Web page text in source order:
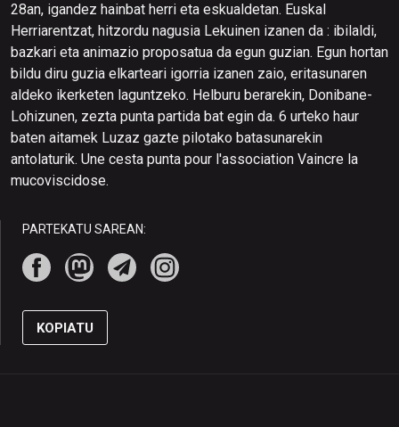
28an, igandez hainbat herri eta eskualdetan. Euskal
Herriarentzat, hitzordu nagusia Lekuinen izanen da : ibilaldi,
bazkari eta animazio proposatua da egun guzian. Egun hortan
bildu diru guzia elkarteari igorria izanen zaio, eritasunaren
aldeko ikerketen laguntzeko. Helburu berarekin, Donibane-
Lohizunen, zezta punta partida bat egin da. 6 urteko haur
baten aitamek Luzaz gazte pilotako batasunarekin
antolaturik. Une cesta punta pour l'association Vaincre la
mucoviscidose.
PARTEKATU SAREAN:
KOPIATU